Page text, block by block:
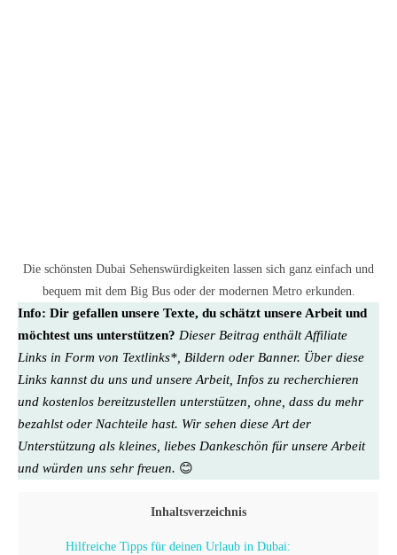
Die schönsten Dubai Sehenswürdigkeiten lassen sich ganz einfach und
bequem mit dem Big Bus oder der modernen Metro erkunden.
Info: Dir gefallen unsere Texte, du schätzt unsere Arbeit und
möchtest uns unterstützen? Dieser Beitrag enthält Affiliate
Links in Form von Textlinks*, Bildern oder Banner. Über diese
Links kannst du uns und unsere Arbeit, Infos zu recherchieren
und kostenlos bereitzustellen unterstützen, ohne, dass du mehr
bezahlst oder Nachteile hast. Wir sehen diese Art der
Unterstützung als kleines, liebes Dankeschön für unsere Arbeit
und würden uns sehr freuen. 😊
Inhaltsverzeichnis
Hilfreiche Tipps für deinen Urlaub in Dubai: